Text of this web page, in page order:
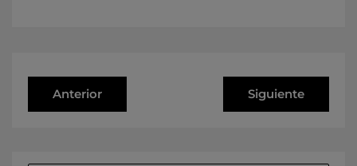
Anterior Siguiente